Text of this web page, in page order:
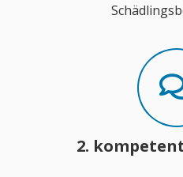
2.